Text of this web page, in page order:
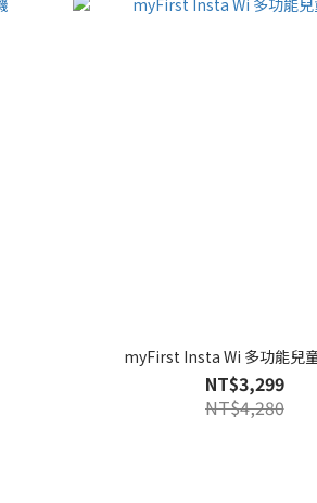
myFirst Insta Wi 多功能兒
NT$3,299
NT$4,280